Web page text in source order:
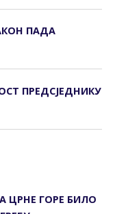
ПАДА
ПРЕДСЈЕДНИКУ
ЦРНЕ ГОРЕ БИЛО